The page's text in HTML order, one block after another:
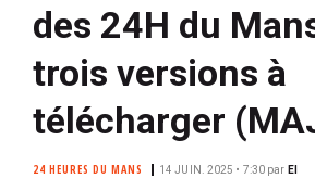
des 24H du
trois versions à
télécharger
24 HEURES DU MANS 14 JUIN. 2025 • 7:30 par EI